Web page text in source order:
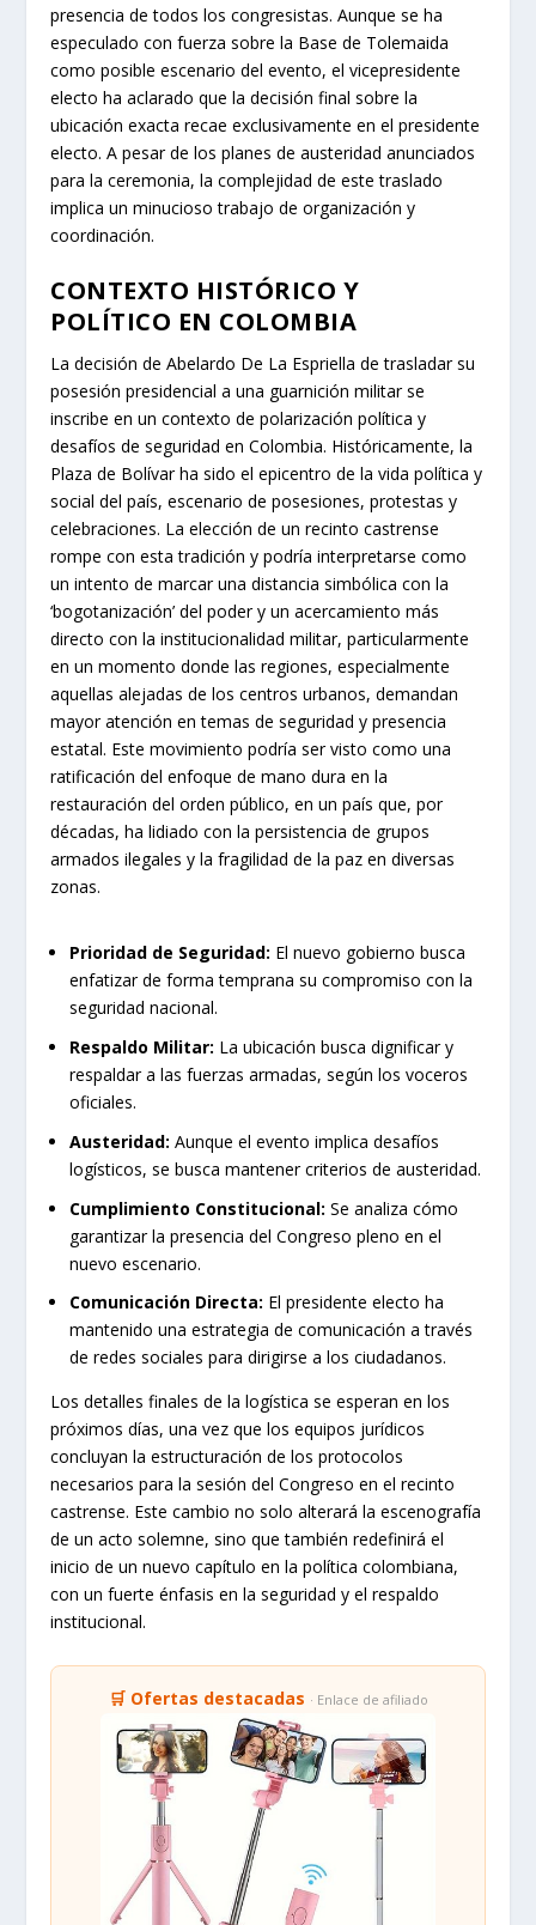
presencia de todos los congresistas. Aunque se ha
especulado con fuerza sobre la Base de Tolemaida
como posible escenario del evento, el vicepresidente
electo ha aclarado que la decisión final sobre la
ubicación exacta recae exclusivamente en el presidente
electo. A pesar de los planes de austeridad anunciados
para la ceremonia, la complejidad de este traslado
implica un minucioso trabajo de organización y
coordinación.
CONTEXTO HISTÓRICO Y
POLÍTICO EN COLOMBIA
La decisión de Abelardo De La Espriella de trasladar su
posesión presidencial a una guarnición militar se
inscribe en un contexto de polarización política y
desafíos de seguridad en Colombia. Históricamente, la
Plaza de Bolívar ha sido el epicentro de la vida política y
social del país, escenario de posesiones, protestas y
celebraciones. La elección de un recinto castrense
rompe con esta tradición y podría interpretarse como
un intento de marcar una distancia simbólica con la
‘bogotanización’ del poder y un acercamiento más
directo con la institucionalidad militar, particularmente
en un momento donde las regiones, especialmente
aquellas alejadas de los centros urbanos, demandan
mayor atención en temas de seguridad y presencia
estatal. Este movimiento podría ser visto como una
ratificación del enfoque de mano dura en la
restauración del orden público, en un país que, por
décadas, ha lidiado con la persistencia de grupos
armados ilegales y la fragilidad de la paz en diversas
zonas.
Prioridad de Seguridad: El nuevo gobierno busca
enfatizar de forma temprana su compromiso con la
seguridad nacional.
Respaldo Militar: La ubicación busca dignificar y
respaldar a las fuerzas armadas, según los voceros
oficiales.
Austeridad: Aunque el evento implica desafíos
logísticos, se busca mantener criterios de austeridad.
Cumplimiento Constitucional: Se analiza cómo
garantizar la presencia del Congreso pleno en el
nuevo escenario.
Comunicación Directa: El presidente electo ha
mantenido una estrategia de comunicación a través
de redes sociales para dirigirse a los ciudadanos.
Los detalles finales de la logística se esperan en los
próximos días, una vez que los equipos jurídicos
concluyan la estructuración de los protocolos
necesarios para la sesión del Congreso en el recinto
castrense. Este cambio no solo alterará la escenografía
de un acto solemne, sino que también redefinirá el
inicio de un nuevo capítulo en la política colombiana,
con un fuerte énfasis en la seguridad y el respaldo
institucional.
🛒 Ofertas destacadas · Enlace de afiliado